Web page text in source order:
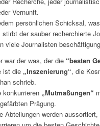
Vernunft.
persönlichen Schicksal,
stirbt der sauber recherchierte
viele Journalisten
war der was, der die “besten
ist die „Inszenierung“, die
schrieb.
konkurrieren „Mutmaßungen“
Prägung.
Abteilungen werden